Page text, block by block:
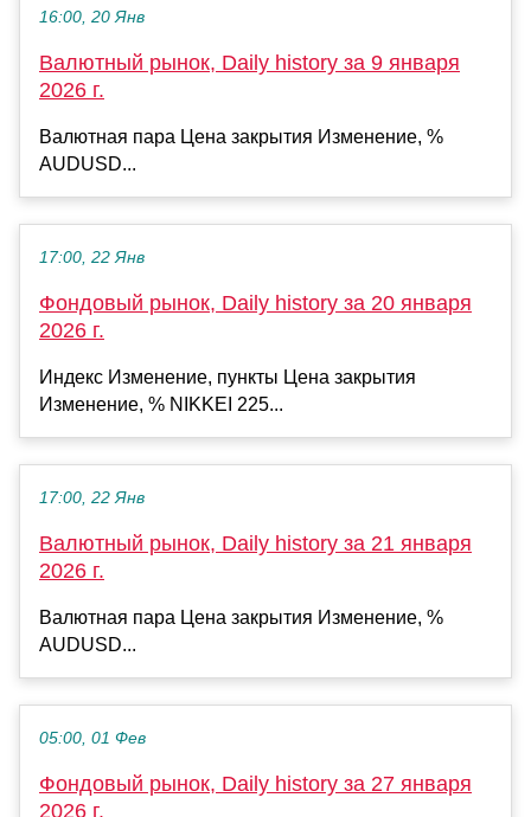
16:00, 20 Янв
Валютный рынок, Daily history за 9 января
2026 г.
Валютная пара Цена закрытия Изменение, %
AUDUSD...
17:00, 22 Янв
Фондовый рынок, Daily history за 20 января
2026 г.
Индекс Изменение, пункты Цена закрытия
Изменение, % NIKKEI 225...
17:00, 22 Янв
Валютный рынок, Daily history за 21 января
2026 г.
Валютная пара Цена закрытия Изменение, %
AUDUSD...
05:00, 01 Фев
Фондовый рынок, Daily history за 27 января
2026 г.